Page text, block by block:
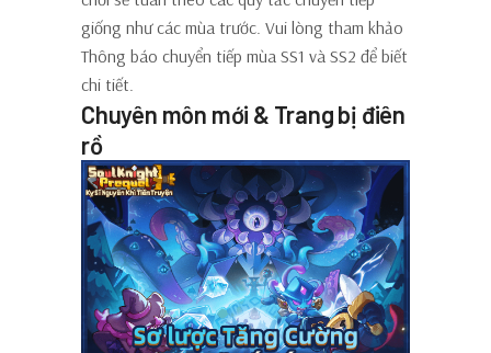
giống như các mùa trước. Vui lòng tham khảo
Thông báo chuyển tiếp mùa SS1 và SS2 để biết
chi tiết.
Chuyên môn mới & Trang bị điên
rồ